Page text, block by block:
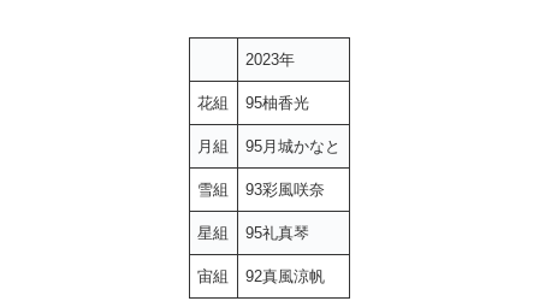
2023年
花組 95柚香光
月組 95月城かなと
雪組 93彩風咲奈
星組 95礼真琴
宙組 92真風涼帆